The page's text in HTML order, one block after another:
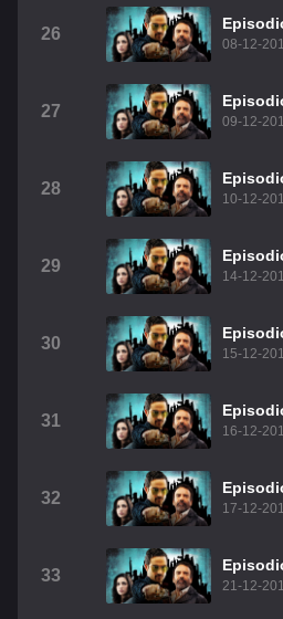
26
08-12-
27
09-12-
28
10-12-
29
14-12-
30
15-12-
31
16-12-
32
17-12-
33
21-12-